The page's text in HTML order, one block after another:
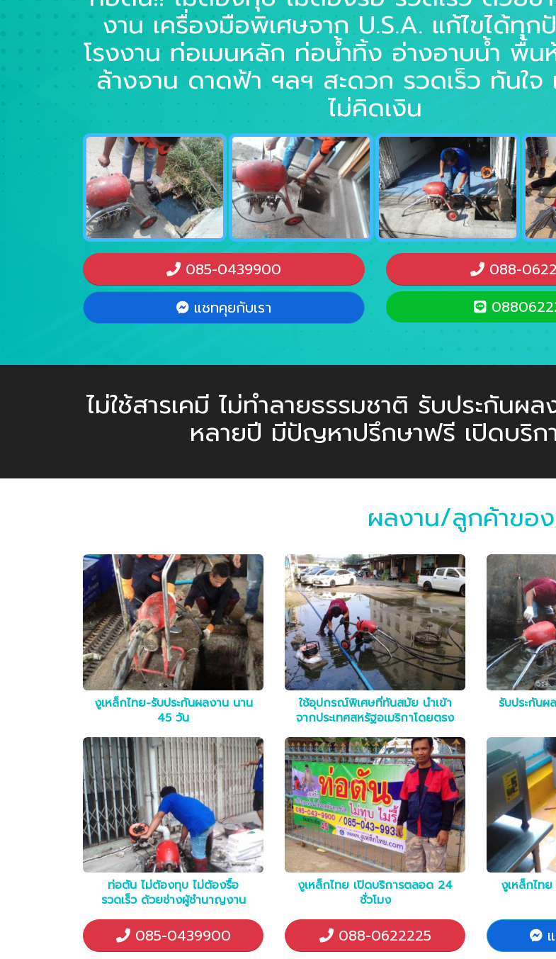
งาน เครื่องมือพิเศษจาก U.S.A. แก้ไขได้ทุ
โรงงาน ท่อเมนหลัก ท่อน้ำทิ้ง อ่างอาบน้ำ พื้น
ล้างจาน ดาดฟ้า ฯลฯ สะดวก รวดเร็ว ทันใจ
ไม่คิดเงิน
085-0439900
088-
แชทคุยกับเรา
ไม่ใช้สารเคมี ไม่ทำลายธรรมชาติ รับประกันผ
หลายปี มีปัญหาปรึกษาฟรี เปิดบริ
ผลงาน/ลูกค้าของ
งูเหล็กไทย-รับประกันผลงาน นาน
45 วัน
ใช้อุปกรณ์พิเศษที่ทันสมัย นำเข้า
จากประเทศสหรัฐอเมริกาโดยตรง
รับประกันผ
ท่อตัน ไม่ต้องทุบ ไม่ต้องรื้อ
รวดเร็ว ด้วยช่างผู้ชำนาญงาน
งูเหล็กไทย เปิดบริการตลอด 24
ชั่วโมง
งูเหล็กไท
085-0439900 088-0622225 แ